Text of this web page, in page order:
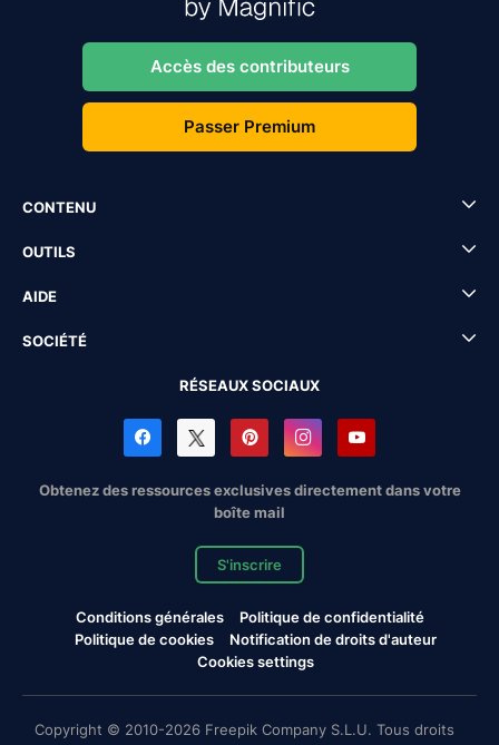
Accès des contributeurs
Passer Premium
CONTENU
OUTILS
AIDE
SOCIÉTÉ
RÉSEAUX SOCIAUX
Obtenez des ressources exclusives directement dans votre
boîte mail
S'inscrire
Conditions générales
Politique de confidentialité
Politique de cookies
Notification de droits d'auteur
Cookies settings
Copyright © 2010-2026 Freepik Company S.L.U. Tous droits